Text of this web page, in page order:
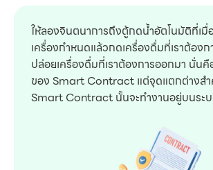
ให้ลองจินตนาการถึงตู้กดน้ำอัตโนมัติที่เมื่อ
เครื่องกำหนดแล้วกดเครื่องดื่มที่เราต้องก
ปล่อยเครื่องดื่มที่เราต้องการออกมา นั่น
ของ Smart Contract แต่จุดแตกต่างส
Smart Contract นั้นจะทำงานอยู่บนระ